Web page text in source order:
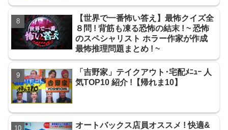
【世界で一番怖い答え】最怖クイズ全
８問 ! 背筋も凍る恐怖の結末 ! ~ 恐怖
のスペシャリスト ホラー作家が作成
最怖推理問題まとめ ! ~
「吉野家」テイクアウト･宅配ﾒﾆｭｰ 人
気TOP10 紹介 !【帰れま10】
オートバックス店員オススメ ! 快適&